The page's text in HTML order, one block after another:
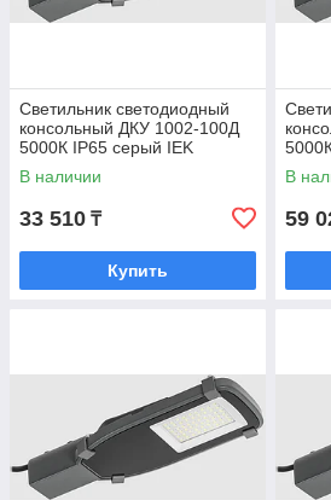
Светильник светодиодный
консольный ДКУ 1002-100Д
5000К IP65 серый IEK
В наличии
33 510 ₸
Купить
В
59